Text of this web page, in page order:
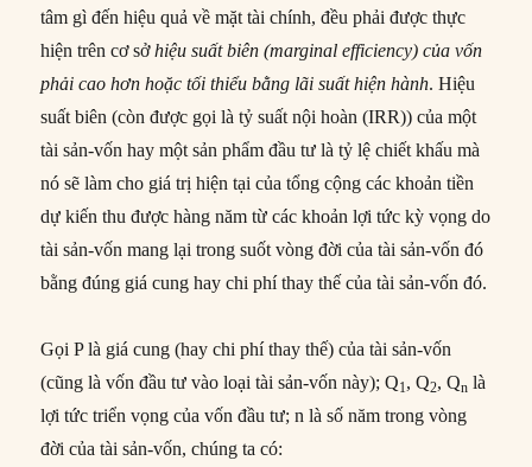
tâm gì đến hiệu quả về mặt tài chính, đều phải được thực
hiện trên cơ sởhiệu suất biên (marginal efficiency) của vốn
phải cao hơn hoặc tối thiểu bằng lãi suất hiện hành. Hiệu
suất biên (còn được gọi là tỷ suất nội hoàn (IRR)) của một
tài sản-vốn hay một sản phẩm đầu tư là tỷ lệ chiết khấu mà
nó sẽ làm cho giá trị hiện tại của tổng cộng các khoản tiền
dự kiến thu được hàng năm từ các khoản lợi tức kỳ vọng do
tài sản-vốn mang lại trong suốt vòng đời của tài sản-vốn đó
bằng đúng giá cung hay chi phí thay thế của tài sản-vốn đó.
Gọi P là giá cung (hay chi phí thay thế) của tài sản-vốn
(cũng là vốn đầu tư vào loại tài sản-vốn này); Q1, Q2, Qn là
lợi tức triển vọng của vốn đầu tư; n là số năm trong vòng
đời của tài sản-vốn, chúng ta có: